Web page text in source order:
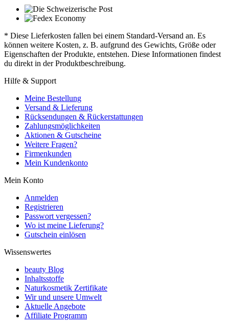
* Diese Lieferkosten fallen bei einem Standard-Versand an. Es
können weitere Kosten, z. B. aufgrund des Gewichts, Größe oder
Eigenschaften der Produkte, entstehen. Diese Informationen findest
du direkt in der Produktbeschreibung.
Hilfe & Support
Meine Bestellung
Versand & Lieferung
Rücksendungen & Rückerstattungen
Zahlungsmöglichkeiten
Aktionen & Gutscheine
Weitere Fragen?
Firmenkunden
Mein Kundenkonto
Mein Konto
Anmelden
Registrieren
Passwort vergessen?
Wo ist meine Lieferung?
Gutschein einlösen
Wissenswertes
beauty Blog
Inhaltsstoffe
Naturkosmetik Zertifikate
Wir und unsere Umwelt
Aktuelle Angebote
Affiliate Programm